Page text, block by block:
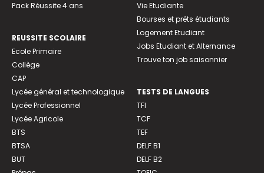
Pack Réussite 4 ans
REUSSITE SCOLAIRE
Ecole Primaire
Collège
CAP
Lycée général et technologique
Lycée Professionnel
Lycée Agricole
BTS
BTSA
BUT
Vie Etudiante
Bourses et prêts étudiants
Logement Etudiant
Jobs Etudiant et Alternance
Trouve ton job saisonnier
TESTS DE LANGUES
TFI
TCF
TEF
DELF B1
DELF B2